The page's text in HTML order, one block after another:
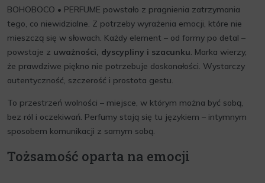
BOHOBOCO • PERFUME powstało z pragnienia zatrzymania
tego, co niewidzialne. Z potrzeby wyrażenia emocji, które nie
mieszczą się w słowach. Każdy element – od formy po detal –
powstaje z uważności, dyscypliny i szacunku. Marka wierzy,
że prawdziwe piękno nie potrzebuje doskonałości. Wystarczy
autentyczność, szczerość i prostota gestu.
To przestrzeń wolności – miejsce, w którym można być sobą,
bez ról i oczekiwań. Perfumy stają się tu językiem – intymnym
sposobem komunikacji z samym sobą.
Tożsamość oparta na emocji